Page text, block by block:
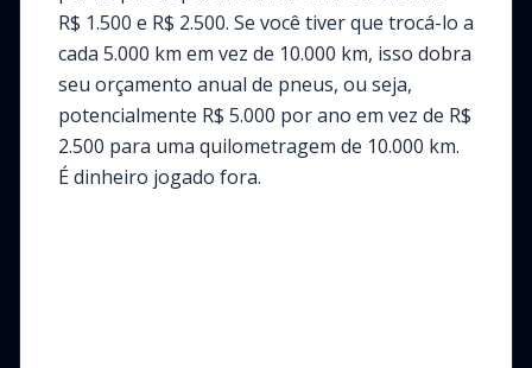
R$ 1.500 e R$ 2.500. Se você tiver que trocá-lo a
cada 5.000 km em vez de 10.000 km, isso dobra
seu orçamento anual de pneus, ou seja,
potencialmente R$ 5.000 por ano em vez de R$
2.500 para uma quilometragem de 10.000 km.
É dinheiro jogado fora.